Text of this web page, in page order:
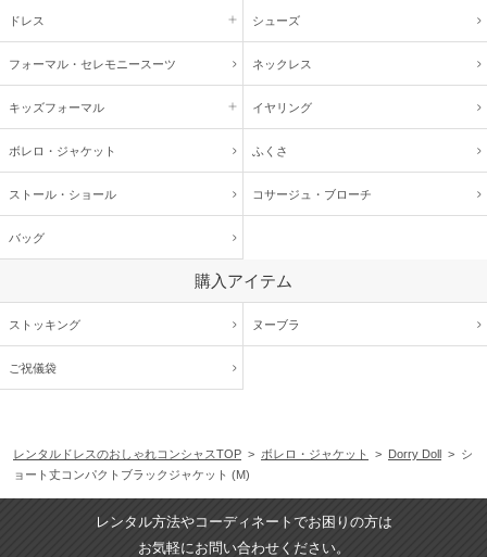
ドレス シューズ
フォーマル・ セレモニースーツ ネックレス
キッズフォーマル イヤリング
ボレロ・ジャケット ふくさ
ストール・ショール コサージュ・ ブローチ
バッグ
購入アイテム
ストッキング ヌーブラ
ご祝儀袋
レンタルドレスのおしゃれコンシャスTOP > ボレロ・ジャケット > Dorry Doll > シ
ョート丈コンパクトブラックジャケット (M)
レンタル方法やコーディネートでお困りの方は
お気軽にお問い合わせください。